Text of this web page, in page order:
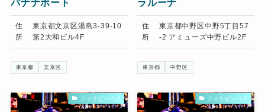
バナナボート
住
所
東京都文京区湯島3-39-10
第2大和ビル4F
東京都 文京区
ラルーナ
住
所
東京都中野区中野5丁目57
-2 アミューズ中野ビル2F
東京都 中野区
フィリピンパブ フィリピンパブ